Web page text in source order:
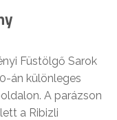
Füstölgő Sarok
án különleges
A parázson
a Ribizli